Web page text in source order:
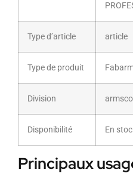
Type d’article article
Type de produit
Division armsco
Disponibilité En
Principaux